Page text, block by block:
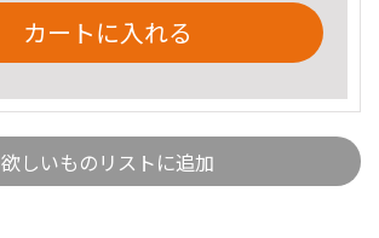
カートに入れる
欲しいものリストに追加